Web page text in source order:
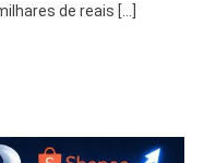
de reais […]